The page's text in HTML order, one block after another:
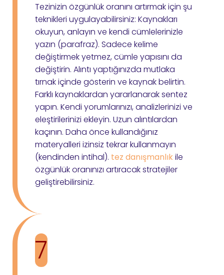
Tezinizin özgünlük oranını artırmak için şu
teknikleri uygulayabilirsiniz: Kaynakları
okuyun, anlayın ve kendi cümlelerinizle
yazın (parafraz). Sadece kelime
değiştirmek yetmez, cümle yapısını da
değiştirin. Alıntı yaptığınızda mutlaka
tırnak içinde gösterin ve kaynak belirtin.
Farklı kaynaklardan yararlanarak sentez
yapın. Kendi yorumlarınızı, analizlerinizi ve
eleştirilerinizi ekleyin. Uzun alıntılardan
kaçının. Daha önce kullandığınız
materyalleri izinsiz tekrar kullanmayın
(kendinden intihal). tez danışmanlıkile
özgünlük oranınızı artıracak stratejiler
geliştirebilirsiniz.
7